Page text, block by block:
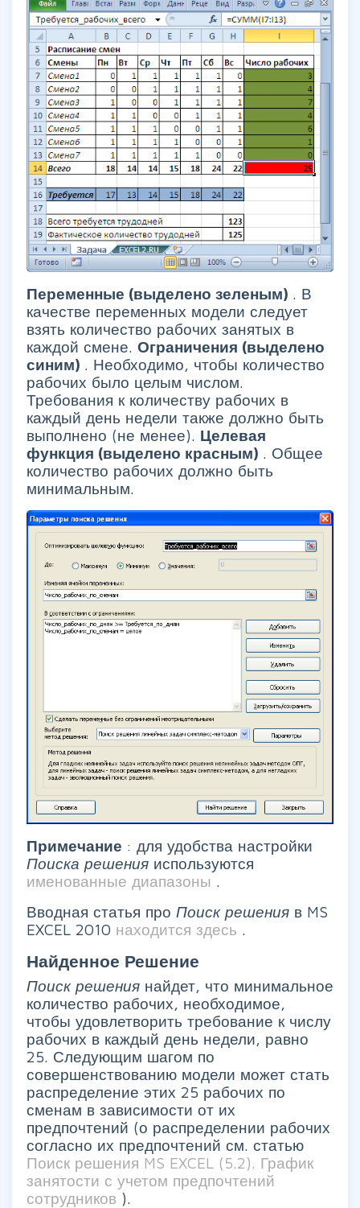
Переменные (выделено зеленым) . В
качестве переменных модели следует
взять количество рабочих занятых в
каждой смене. Ограничения (выделено
синим) . Необходимо, чтобы количество
рабочих было целым числом.
Требования к количеству рабочих в
каждый день недели также должно быть
выполнено (не менее). Целевая
функция (выделено красным) . Общее
количество рабочих должно быть
минимальным.
Примечание : для удобства настройки
Поиска решения используются
именованные диапазоны .
Вводная статья про Поиск решения в MS
EXCEL 2010 находится здесь .
Найденное Решение
Поиск решения найдет, что минимальное
количество рабочих, необходимое,
чтобы удовлетворить требование к числу
рабочих в каждый день недели, равно
25. Следующим шагом по
совершенствованию модели может стать
распределение этих 25 рабочих по
сменам в зависимости от их
предпочтений (о распределении рабочих
согласно их предпочтений см. статью
Поиск решения MS EXCEL (5.2). График
занятости с учетом предпочтений
сотрудников ).